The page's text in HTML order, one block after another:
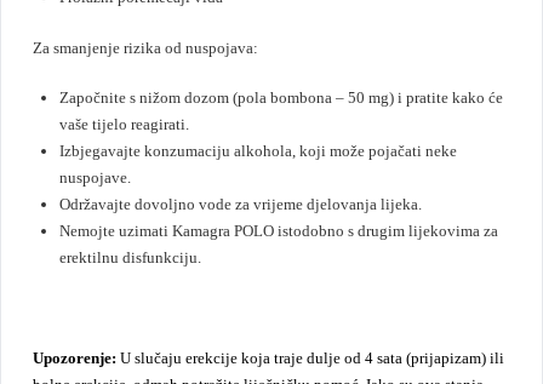
Za smanjenje rizika od nuspojava:
Započnite s nižom dozom (pola bombona – 50 mg) i pratite kako će
vaše tijelo reagirati.
Izbjegavajte konzumaciju alkohola, koji može pojačati neke
nuspojave.
Održavajte dovoljno vode za vrijeme djelovanja lijeka.
Nemojte uzimati Kamagra POLO istodobno s drugim lijekovima za
erektilnu disfunkciju.
Upozorenje: U slučaju erekcije koja traje dulje od 4 sata (prijapizam) ili